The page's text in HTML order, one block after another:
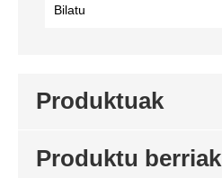
Produktuak
Produktu berriak